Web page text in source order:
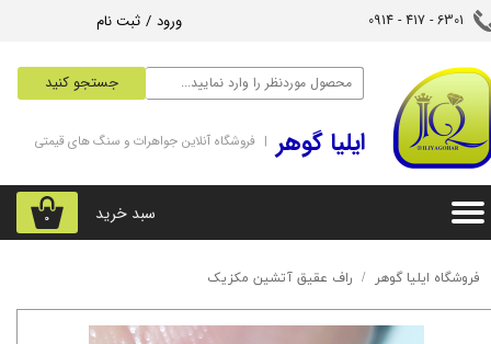
جستجو کنید
ورود / ثبت نام
تغییر گذر واژه
سفارشات
خروج از حساب کاربری
6301 - 417 - 0914​​​​​​​
۰ سبد خرید
‌ایلیا گوهر | فروشگاه آنلاین جواهرات و سنگ های قیمتی
فروشگاه ایلیا گوهر راف عقیق آتشین مکزیک